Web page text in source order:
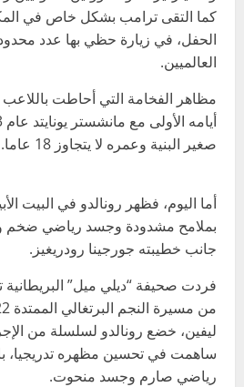
كما التقى ترامب بشكل خاص في
الحفل، في زيارة حظي بها عدد
العالميين.
مظاهر الفخامة التي أحاطت
صغير البنية وعمره لا يتجاوز 18 عاما.
أما اليوم، فظهر رونالدو في البيت
بملامح مشدودة وجسد رياضي ضخم
جانب خطيبته جورجينا رودريغيز.
فردت صحيفة “ديلي ميل”
ليفين، خضع رونالدو لسلسلة من
ساهمت في تحسين مظهره تدريجيا،
رياضي صارم وجسد منحوت.